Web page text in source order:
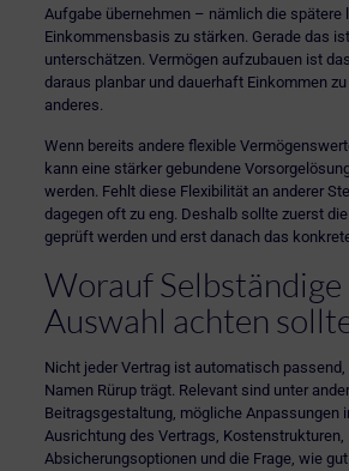
Aufgabe übernehmen – nämlich die spätere
Einkommensbasis zu stärken. Gerade das
unterschätzen. Vermögen aufzubauen ist
daraus planbar und dauerhaft Einkommen
anderes.
Wenn bereits andere flexible
kann eine stärker gebundene
werden. Fehlt diese Flexibilität an anderer
dagegen oft zu eng. Deshalb sollte zuerst
geprüft werden und erst danach das
Worauf Selbständige
Auswahl achten
Nicht jeder Vertrag ist automatisch passend,
Namen Rürup trägt. Relevant sind unter
Beitragsgestaltung, mögliche Anpassungen
Ausrichtung des Vertrags, Kostenstrukturen,
Absicherungsoptionen und die Frage, wie